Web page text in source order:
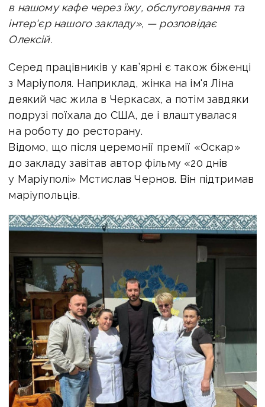
в нашому кафе через їжу, обслуговування та
інтер'єр нашого закладу», — розповідає
Олексій.
Серед працівників у кав’ярні є також біженці
з Маріуполя. Наприклад, жінка на ім'я Ліна
деякий час жила в Черкасах, а потім завдяки
подрузі поїхала до США, де і влаштувалася
на роботу до ресторану.
Відомо, що після церемонії премії «Оскар»
до закладу завітав автор фільму «20 днів
у Маріуполі» Мстислав Чернов. Він підтримав
маріупольців.